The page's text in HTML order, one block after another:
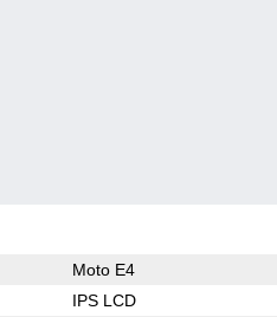
Moto E4
IPS LCD